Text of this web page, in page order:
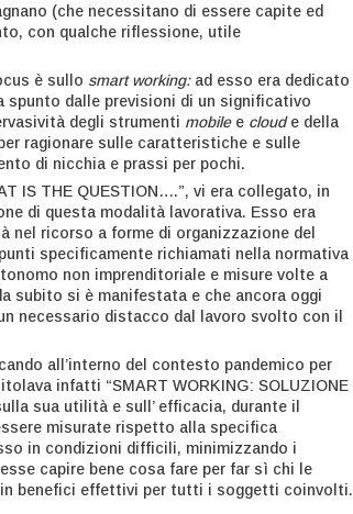
(che necessitano di essere capite ed
con qualche riflessione, utile
è sullo smart working: ad esso era dedicato
spunto dalle previsioni di un significativo
degli strumenti mobilee cloude della
ragionare sulle caratteristiche e sulle
di nicchia e prassi per pochi.
IS THE QUESTION….”, vi era collegato, in
di questa modalità lavorativa. Esso era
ricorso a forme di organizzazione del
specificamente richiamati nella normativa
non imprenditoriale e misure volte a
subito si è manifestata e che ancora oggi
necessario distacco dal lavoro svolto con il
all’interno del contesto pandemico per
infatti “SMART WORKING: SOLUZIONE
sua utilità e sull’ efficacia, durante il
misurate rispetto alla specifica
in condizioni difficili, minimizzando i
capire bene cosa fare per far sì chi le
benefici effettivi per tutti i soggetti coinvolti.